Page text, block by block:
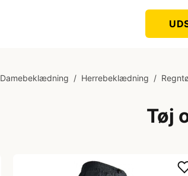
Damebeklædning / Herrebeklædning /
Tøj